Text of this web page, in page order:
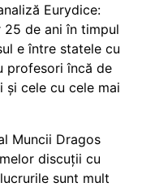
Eurydice:
25 de ani în timpul
e între statele cu
profesori încă de
și cele cu cele mai
Muncii Dragos
discuții cu
sunt mult